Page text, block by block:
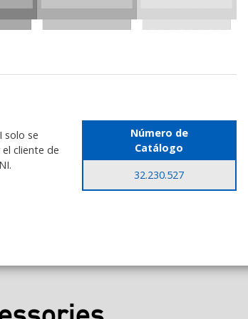
solo se
cliente de
Número de
Catálogo
32.230.527